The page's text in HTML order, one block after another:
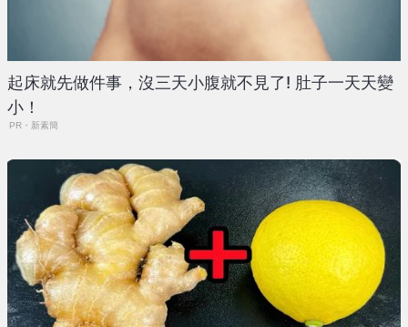
起床就先做件事，沒三天小腹就不見了! 肚子一天天變
小！
PR・新素簡